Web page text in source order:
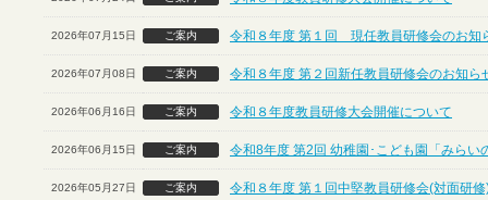
2026年07月15日 ご案内 令和８年度 第１回 現任教員研修会のお知
2026年07月08日 ご案内 令和８年度 第２回新任教員研修会のお知ら
2026年06月16日 ご案内 令和８年度教員研修大会開催について
2026年06月15日 ご案内 令和8年度 第2回 幼稚園･こども園「みらい
2026年05月27日 ご案内 令和８年度 第１回中堅教員研修会(対面研修